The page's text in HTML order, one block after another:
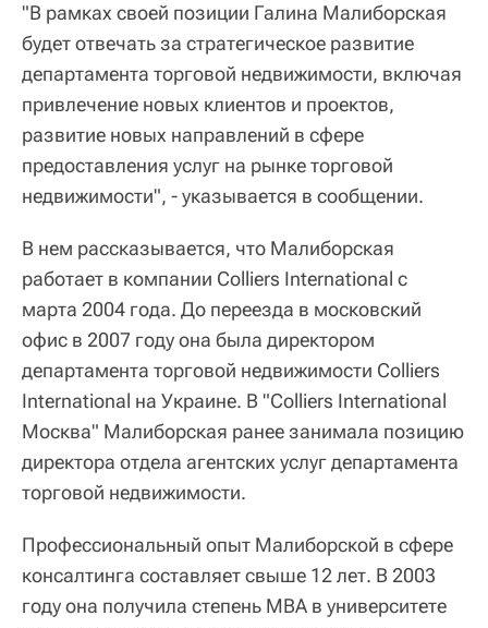
"В рамках своей позиции Галина Малиборская
будет отвечать за стратегическое развитие
департамента торговой недвижимости, включая
привлечение новых клиентов и проектов,
развитие новых направлений в сфере
предоставления услуг на рынке торговой
недвижимости", - указывается в сообщении.
В нем рассказывается, что Малиборская
работает в компании Colliers International с
марта 2004 года. До переезда в московский
офис в 2007 году она была директором
департамента торговой недвижимости Colliers
International на Украине. В "Colliers International
Москва" Малиборская ранее занимала позицию
директора отдела агентских услуг департамента
торговой недвижимости.
Профессиональный опыт Малиборской в сфере
консалтинга составляет свыше 12 лет. В 2003
году она получила степень MBA в университете